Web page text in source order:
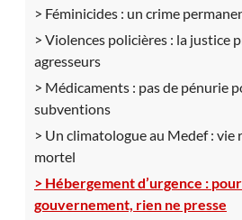
Féminicides : un crime
Violences policières : la justice
agresseurs
Médicaments : pas de pénurie
subventions
Un climatologue au Medef : vie
mortel
Hébergement d’urgence :
gouvernement, rien ne presse